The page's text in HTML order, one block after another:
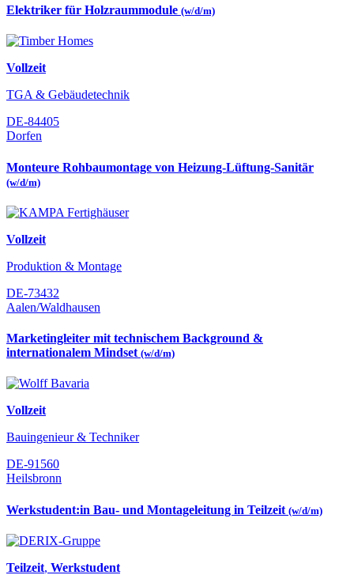
Elektriker für Holzraummodule (w/d/m)
Vollzeit
TGA & Gebäudetechnik
DE-84405
Dorfen
Monteure Rohbaumontage von Heizung-Lüftung-Sanitär
(w/d/m)
Vollzeit
Produktion & Montage
DE-73432
Aalen/Waldhausen
Marketingleiter mit technischem Background &
internationalem Mindset (w/d/m)
Vollzeit
Bauingenieur & Techniker
DE-91560
Heilsbronn
Werkstudent:in Bau- und Montageleitung in Teilzeit (w/d/m)
Teilzeit, Werkstudent